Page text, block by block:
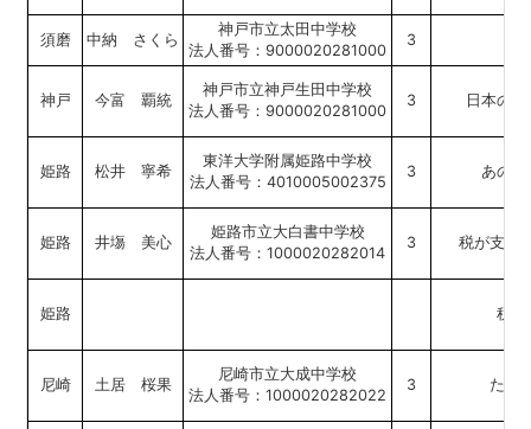
須磨 中納 さくら
神戸市立太田中学校
法人番号：9000020281000
3
神戸 今富 覇統
神戸市立神戸生田中学校
法人番号：9000020281000
3 日本の
姫路 松井 寧希
東洋大学附属姫路中学校
法人番号：4010005002375
3 あの
姫路 井塲 美心
姫路市立大白書中学校
法人番号：1000020282014
3 税が支え
姫路 税
尼崎 土居 桜果
尼崎市立大成中学校
法人番号：1000020282022
3 たか